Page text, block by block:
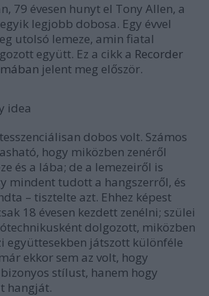
79 évesen hunyt el Tony Allen, a
legjobb dobosa. Egy évvel
utolsó lemeze, amin fiatal
együtt. Ez a cikk a Recorder
jelent meg először.
idea
dobos volt. Számos
hogy miközben zenéről
és a lába; de a lemezeiről is
mindent tudott a hangszerről, és
– tisztelte azt. Ehhez képest
18 évesen kezdett zenélni; szülei
dolgozott, miközben
együttesekben játszott különféle
ekkor sem az volt, hogy
stílust, hanem hogy
hangját.